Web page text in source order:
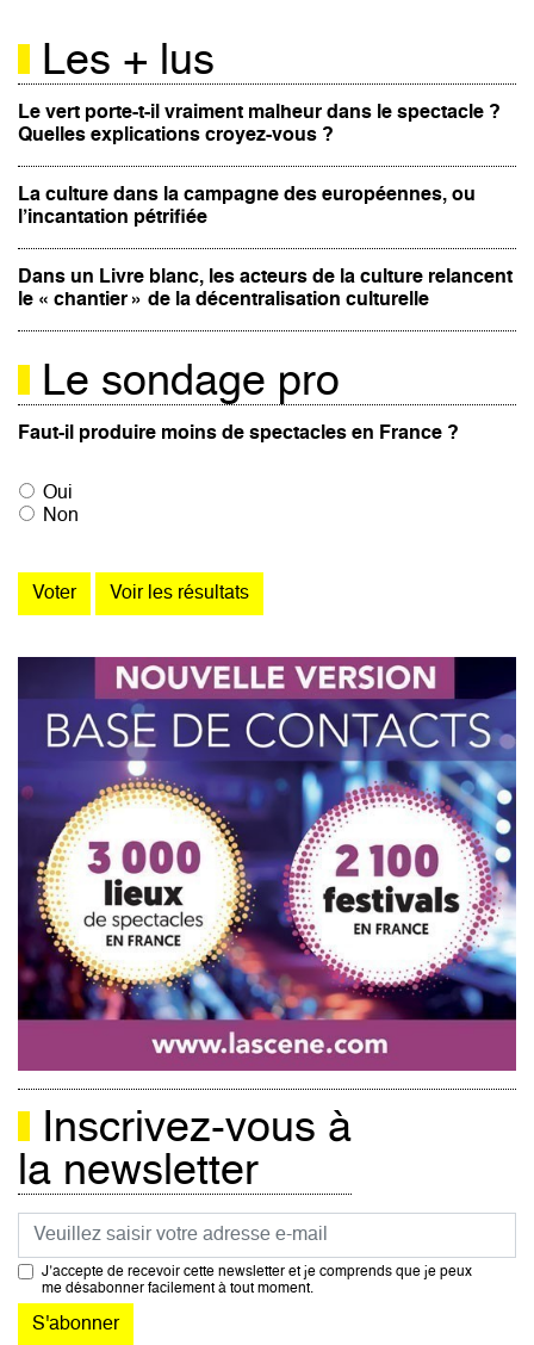
Les + lus
Le vert porte-t-il vraiment malheur dans le spectacle ?
Quelles explications croyez-vous ?
La culture dans la campagne des européennes, ou
l’incantation pétrifiée
Dans un Livre blanc, les acteurs de la culture relancent
le « chantier » de la décentralisation culturelle
Le sondage pro
Faut-il produire moins de spectacles en France ?
Oui
Non
Inscrivez-vous à
la newsletter
Courriel
J’accepte de recevoir cette newsletter et je comprends que je peux
me désabonner facilement à tout moment.